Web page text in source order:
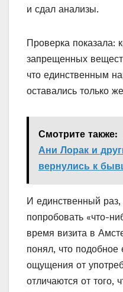
и сдал анализы.
Проверка показала:
запрещенных
что единственным
оставались только
Смотрите также:
Ани Лорак и
вернулись к
И единственный
попробовать «что-
время визита в
понял, что
ощущения от
отличаются от того,